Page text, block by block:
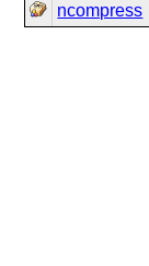
ncompress